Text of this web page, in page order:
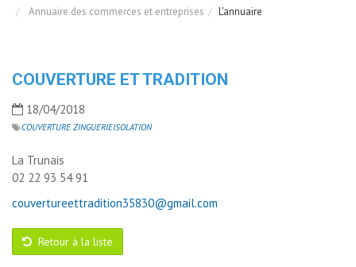
Annuaire des commerces et entreprises
L'annuaire
COUVERTURE ET TRADITION
18/04/2018
COUVERTURE ZINGUERIEISOLATION
La Trunais
02 22 93 54 91
couvertureettradition35830@gmail.com
Retour à la liste